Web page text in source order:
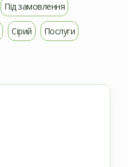
Під замовлення
Сірий Послуги